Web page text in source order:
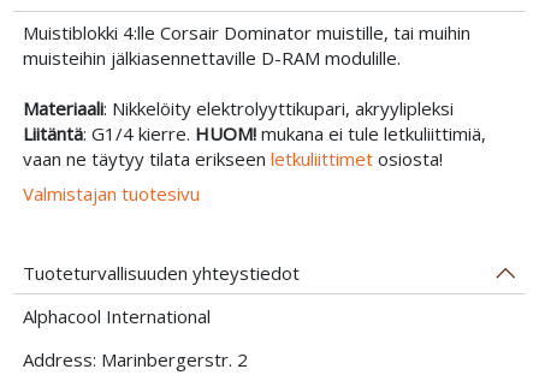
Muistiblokki 4:lle Corsair Dominator muistille, tai muihin
muisteihin jälkiasennettaville D-RAM modulille.
Materiaali: Nikkelöity elektrolyyttikupari, akryylipleksi
Liitäntä: G1/4 kierre. HUOM!mukana ei tule letkuliittimiä,
vaan ne täytyy tilata erikseen letkuliittimetosiosta!
Valmistajan tuotesivu
Tuoteturvallisuuden yhteystiedot
Alphacool International
Address: Marinbergerstr. 2